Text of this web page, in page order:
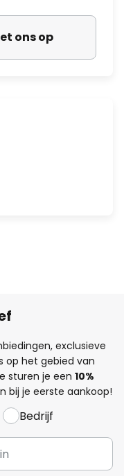
ons op
exclusieve
op het gebied van
sturen je een 10%
bij je eerste aankoop!
Bedrijf